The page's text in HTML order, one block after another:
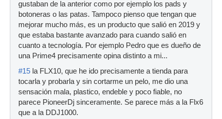
gustaban de la anterior como por ejemplo los pads y
botoneras o las patas. Tampoco pienso que tengan que
mejorar mucho más, es un producto que salió en 2019 y
que estaba bastante avanzado para cuando salió en
cuanto a tecnología. Por ejemplo Pedro que es dueño de
una Prime4 precisamente opina distinto a mi...
#15 la FLX10, que he ido precisamente a tienda para
tocarla y probarla y sin cortarme un pelo, me dio una
sensación mala, plastico, endeble y poco fiable, no
parece PioneerDj sinceramente. Se parece más a la Flx6
que a la DDJ1000.